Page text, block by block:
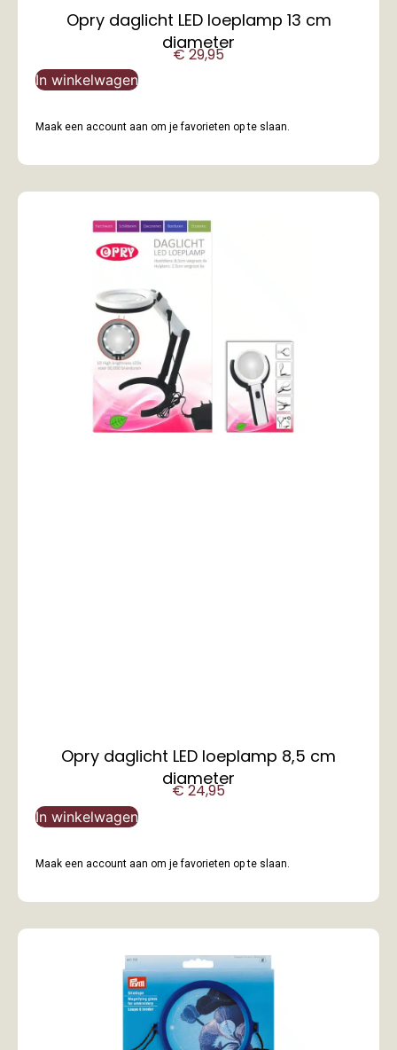
Opry daglicht LED loeplamp 13 cm
diameter
€29,95
In winkelwagen
Maak een account aan om je favorieten op te slaan.
Opry daglicht LED loeplamp 8,5 cm
diameter
€24,95
In winkelwagen
Maak een account aan om je favorieten op te slaan.